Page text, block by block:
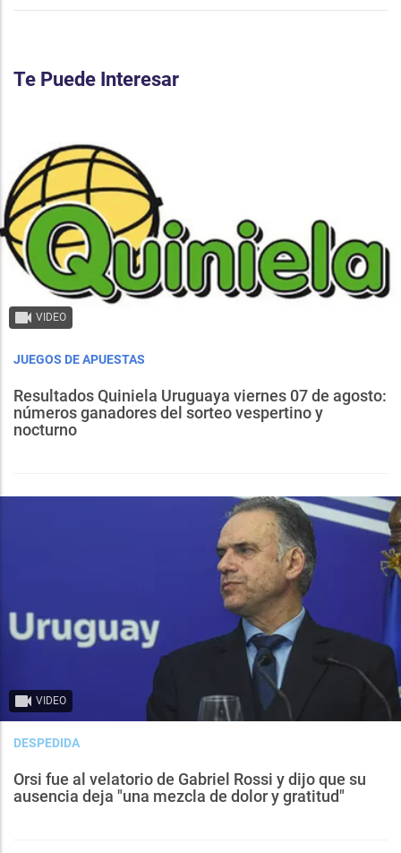
Te Puede Interesar
VIDEO
JUEGOS DE APUESTAS
Resultados Quiniela Uruguaya viernes 07 de agosto:
números ganadores del sorteo vespertino y
nocturno
VIDEO
DESPEDIDA
Orsi fue al velatorio de Gabriel Rossi y dijo que su
ausencia deja "una mezcla de dolor y gratitud"